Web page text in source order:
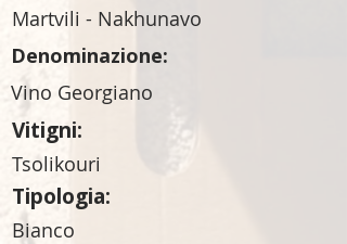
Martvili - Nakhunavo
Denominazione:
Vino Georgiano
Vitigni:
Tsolikouri
Tipologia:
Bianco